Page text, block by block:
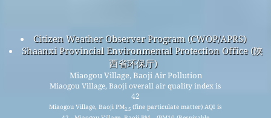
Citizen Weather Observer Program (CWOP/APRS)
Shaanxi Provincial Environmental Protection Office (陕
西省环保厅)
Miaogou Village, Baoji Air Pollution
Miaogou Village, Baoji overall air quality index is
42
Miaogou Village, Baoji PM2.5(fine particulate matter) AQI is